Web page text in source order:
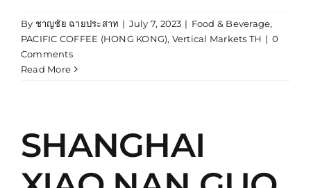
By ชาญชัย ฉายประสาท | July 7, 2023 | Food & Beverage,
PACIFIC COFFEE (HONG KONG), Vertical Markets TH | 0
Comments
Read More
SHANGHAI